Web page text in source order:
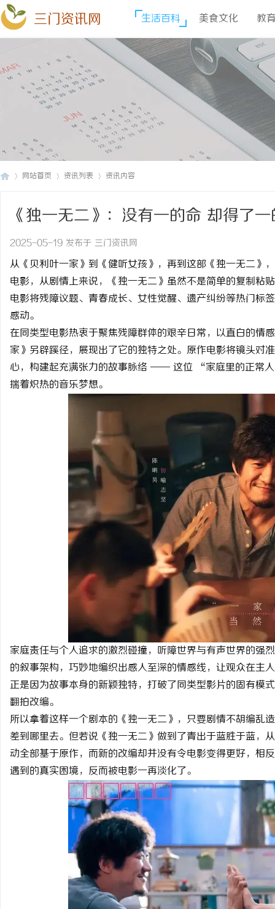
三门资讯网 生活百科 美食文化 教
网站首页 资讯列表 资讯内容
《独一无二》：没有一的命 却得了
2025-05-19 发布于 三门资讯网
从《贝利叶一家》到《健听女孩》，再到这部《独一无二》
电影，从剧情上来说，《独一无二》虽然不是简单的复制
电影将残障议题、青春成长、女性觉醒、遗产纠纷等热门标
感动。
在同类型电影热衷于聚焦残障群体的艰辛日常，以直白的情
家》另辟蹊径，展现出了它的独特之处。原作电影将镜头对
心，构建起充满张力的故事脉络 —— 这位 “家庭里的正常
揣着炽热的音乐梦想。
家庭责任与个人追求的激烈碰撞，听障世界与有声世界的强
的叙事架构，巧妙地编织出感人至深的情感线，让观众在主
正是因为故事本身的新颖独特，打破了同类型影片的固有模
翻拍改编。
所以拿着这样一个剧本的《独一无二》，只要剧情不胡编乱
差到哪里去。但若说《独一无二》做到了青出于蓝胜于蓝，
动全部基于原作，而新的改编却并没有令电影变得更好，相
遇到的真实困境，反而被电影一再淡化了。
买SEM广告、不发天天爆款视频，传统中
企业怎么靠GEO让AI自动推荐你？
中医治疗干燥综合征，